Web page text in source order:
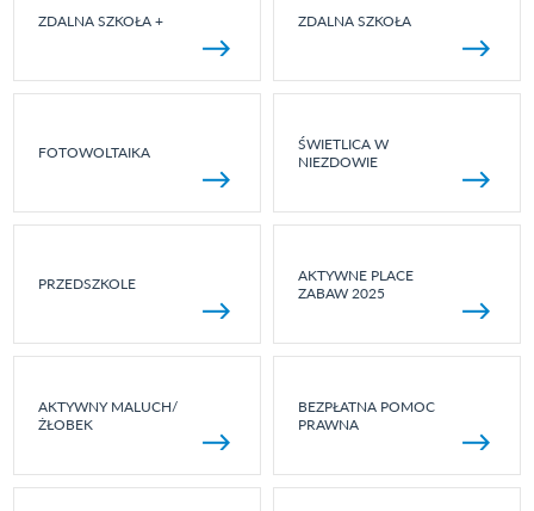
ZDALNA SZKOŁA + ZDALNA SZKOŁA
FOTOWOLTAIKA
ŚWIETLICA W
NIEZDOWIE
PRZEDSZKOLE
AKTYWNE PLACE
ZABAW 2025
AKTYWNY MALUCH/
ŻŁOBEK
BEZPŁATNA POMOC
PRAWNA